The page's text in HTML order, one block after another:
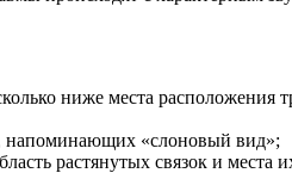
ниже места расположения
напоминающих «слоновый вид»;
растянутых связок и места